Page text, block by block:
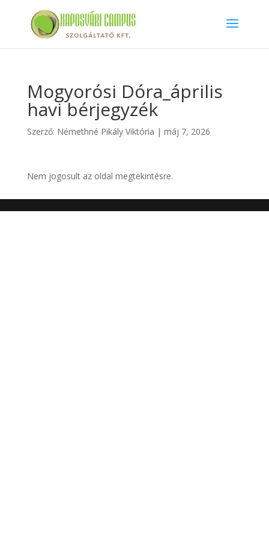
Mogyorósi Dóra_április
havi bérjegyzék
Szerző: Némethné Pikály Viktória | máj 7, 2026
Nem jogosult az oldal megtekintésre.